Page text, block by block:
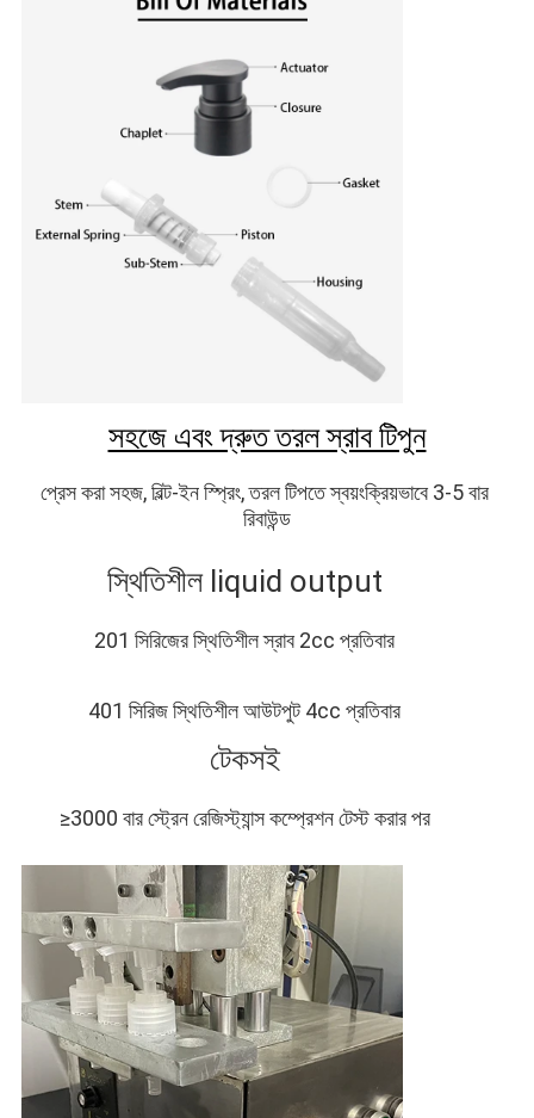
সহজে এবং দ্রুত তরল স্রাব টিপুন
প্রেস করা সহজ, বিল্ট-ইন স্প্রিং, তরল টিপতে স্বয়ংক্রিয়ভাবে 3-5 বার
রিবাউন্ড
স্থিতিশীল liquid output
201 সিরিজের স্থিতিশীল স্রাব 2cc প্রতিবার
401 সিরিজ স্থিতিশীল আউটপুট 4cc প্রতিবার
টেকসই
≥3000 বার স্ট্রেন রেজিস্ট্যান্স কম্প্রেশন টেস্ট করার পর